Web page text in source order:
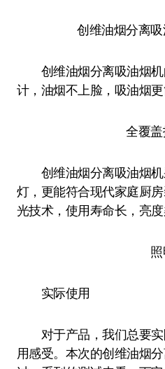
创维油烟分离吸
创维油烟分离吸油烟机
计，油烟不上脸，吸油烟更
全覆盖
创维油烟分离吸油烟机
灯，更能符合现代家庭厨
光技术，使用寿命长，亮度
照
实际使用
对于产品，我们总要实
用感受。本次的创维油烟